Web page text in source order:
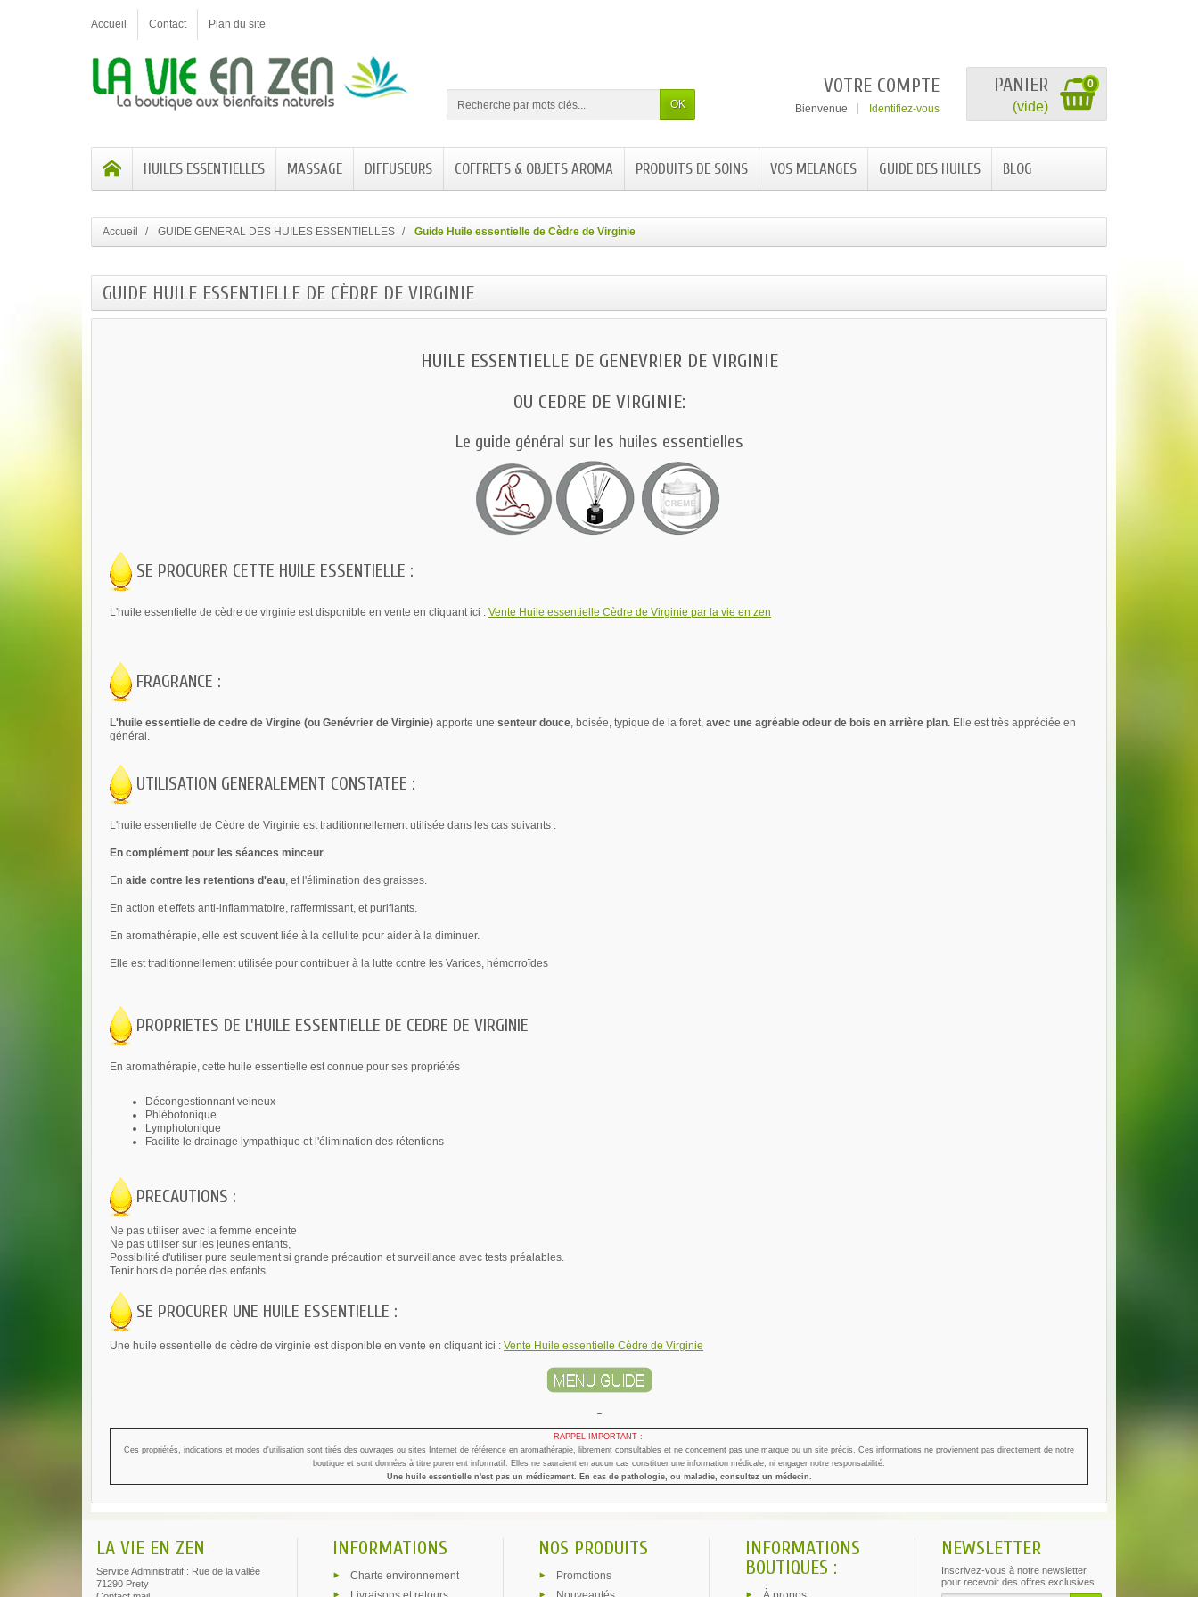
Accueil Contact Plan du site
OK
PANIER
(vide)
0
VOTRE COMPTE
Bienvenue Identifiez-vous
HUILES ESSENTIELLES MASSAGE DIFFUSEURS COFFRETS & OBJETS AROMA PRODUITS DE SOINS VOS MELANGES GUIDE DES HUILES BLOG
Accueil GUIDE GENERAL DES HUILES ESSENTIELLES Guide Huile essentielle de Cèdre de Virginie
GUIDE HUILE ESSENTIELLE DE CÈDRE DE VIRGINIE
HUILE ESSENTIELLE DE GENEVRIER DE VIRGINIE
OU CEDRE DE VIRGINIE:
Le guide général sur les huiles essentielles
SE PROCURER CETTE HUILE ESSENTIELLE :
L'huile essentielle de cèdre de virginie est disponible en vente en cliquant ici : Vente Huile essentielle Cèdre de Virginie par la vie en zen
FRAGRANCE :
L'huile essentielle de cedre de Virgine (ou Genévrier de Virginie) apporte une senteur douce, boisée, typique de la foret, avec une agréable odeur de bois en arrière plan. Elle est très appréciée en
général.
UTILISATION GENERALEMENT CONSTATEE :
L'huile essentielle de Cèdre de Virginie est traditionnellement utilisée dans les cas suivants :
En complément pour les séances minceur.
En aide contre les retentions d'eau, et l'élimination des graisses.
En action et effets anti-inflammatoire, raffermissant, et purifiants.
En aromathérapie, elle est souvent liée à la cellulite pour aider à la diminuer.
Elle est traditionnellement utilisée pour contribuer à la lutte contre les Varices, hémorroïdes
PROPRIETES DE L'HUILE ESSENTIELLE DE CEDRE DE VIRGINIE
En aromathérapie, cette huile essentielle est connue pour ses propriétés
Décongestionnant veineux
Phlébotonique
Lymphotonique
Facilite le drainage lympathique et l'élimination des rétentions
PRECAUTIONS :
Ne pas utiliser avec la femme enceinte
Ne pas utiliser sur les jeunes enfants,
Possibilité d'utiliser pure seulement si grande précaution et surveillance avec tests préalables.
Tenir hors de portée des enfants
SE PROCURER UNE HUILE ESSENTIELLE :
Une huile essentielle de cèdre de virginie est disponible en vente en cliquant ici : Vente Huile essentielle Cèdre de Virginie
-
RAPPEL IMPORTANT :
Ces propriétés, indications et modes d'utilisation sont tirés des ouvrages ou sites Internet de référence en aromathérapie, librement consultables et ne concernent pas une marque ou un site précis. Ces informations ne proviennent pas directement de notre
boutique et sont données à titre purement informatif. Elles ne sauraient en aucun cas constituer une information médicale, ni engager notre responsabilité.
Une huile essentielle n'est pas un médicament. En cas de pathologie, ou maladie, consultez un médecin.
LA VIE EN ZEN
Service Administratif : Rue de la vallée
71290 Prety
INFORMATIONS
Charte environnement
Livraisons et retours
NOS PRODUITS
Promotions
Nouveautés
INFORMATIONS
BOUTIQUES :
NEWSLETTER
Inscrivez-vous à notre newsletter
pour recevoir des offres exclusives